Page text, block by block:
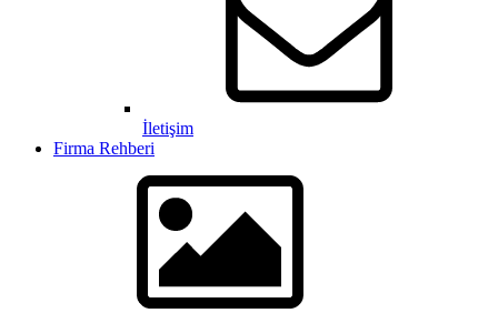
İletişim
Firma Rehberi